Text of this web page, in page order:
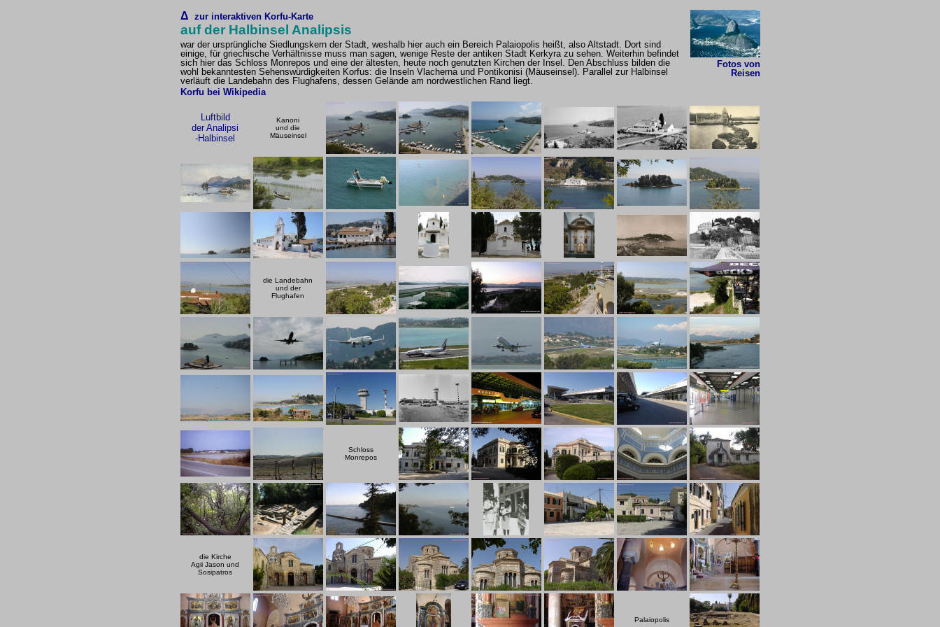
Δ zur interaktiven Korfu-Karte
auf der Halbinsel Analipsis
war der ursprüngliche Siedlungskern der Stadt, weshalb hier auch ein Bereich Palaiopolis heißt, also Altstadt. Dort sind
einige, für griechische Verhältnisse muss man sagen, wenige Reste der antiken Stadt Kerkyra zu sehen. Weiterhin befindet
sich hier das Schloss Monrepos und eine der ältesten, heute noch genutzten Kirchen der Insel. Den Abschluss bilden die
wohl bekanntesten Sehenswürdigkeiten Korfus: die Inseln Vlacherna und Pontikonisi (Mäuseinsel). Parallel zur Halbinsel
verläuft die Landebahn des Flughafens, dessen Gelände am nordwestlichen Rand liegt.
Korfu bei Wikipedia
Fotos von
Reisen
Luftbild
der Analipsi
-Halbinsel
Kanoni
und die
Mäuseinsel
die Landebahn
und der
Flughafen
Schloss
Monrepos
die Kirche
Agii Jason und
Sosipatros
Palaiopolis